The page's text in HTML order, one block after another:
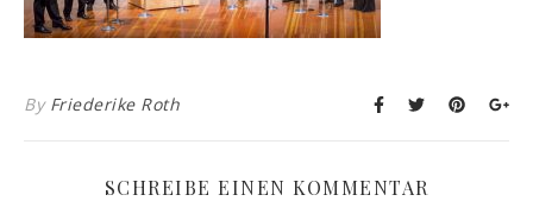
By Friederike Roth
SCHREIBE EINEN KOMMENTAR